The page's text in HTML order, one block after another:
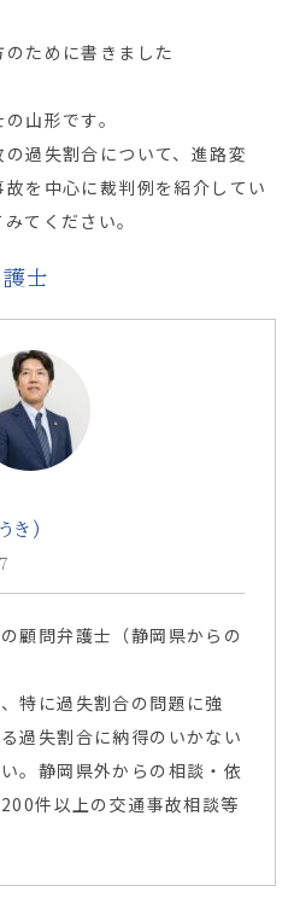
ために書きました
山形です。
過失割合について、進路変
を中心に裁判例を紹介してい
てください。
士
き)
顧問弁護士（静岡県からの
特に過失割合の問題に強
過失割合に納得のいかない
。静岡県外からの相談・依
件以上の交通事故相談等